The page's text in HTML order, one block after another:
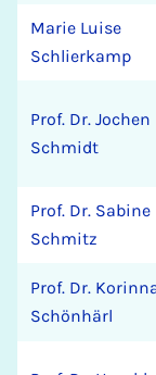
Marie Luise
Schlierkamp
Prof. Dr. Jochen
Schmidt
Prof. Dr. Sabine
Schmitz
Prof. Dr.
Schönhärl